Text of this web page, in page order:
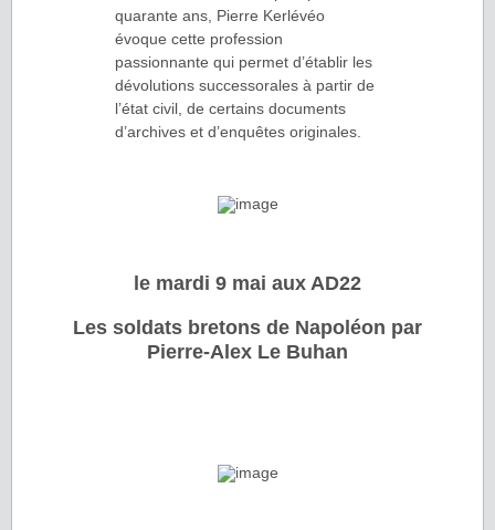
quarante ans, Pierre Kerlévéo
évoque cette profession
passionnante qui permet d’établir les
dévolutions successorales à partir de
l’état civil, de certains documents
d’archives et d’enquêtes originales.
le mardi 9 mai aux AD22
Les soldats bretons de Napoléon par
Pierre-Alex Le Buhan